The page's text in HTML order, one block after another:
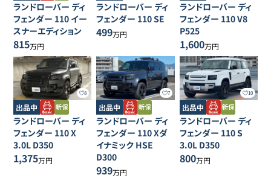
ランドローバー ディ
フェンダー 110 イー
スナーエディション
815万円
ランドローバー ディ
フェンダー 110 SE
499万円
ランドローバー ディ
フェンダー 110 V8
P525
1,600万円
8
出品中
ランドローバー ディ
フェンダー 110 X
3.0L D350
1,375万円
7
出品中
ランドローバー ディ
フェンダー 110 Xダ
イナミック HSE
D300
939万円
10
出品中
ランドローバー ディ
フェンダー 110 S
3.0L D350
800万円